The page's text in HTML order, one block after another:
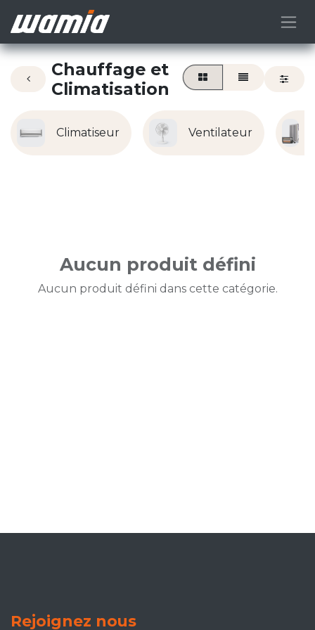
Chauffage et
Climatisation
Climatiseur Ventilateur
Aucun produit défini
Aucun produit défini dans cette catégorie.
Rejoignez nous